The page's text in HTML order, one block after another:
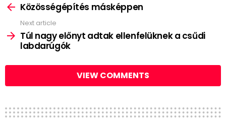
moreKözösségépítés másképpen
Next article
Túl nagy előnyt adtak ellenfelüknek a csűdi
labdarúgók
VIEW COMMENTS